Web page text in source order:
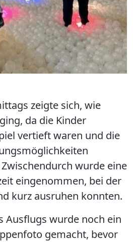
zeigte sich, wie
da die Kinder
vertieft waren und die
wurde eine
eingenommen, bei der
kurz ausruhen konnten.
Ausflugs wurde noch ein
gemacht, bevor